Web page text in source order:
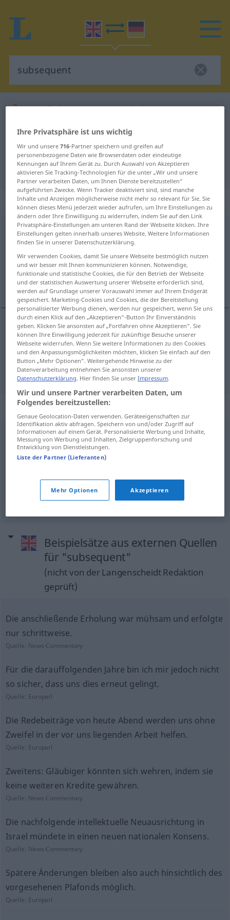
Englisch-Deutsch Wörterbuch subsequent
Englisch-Deutsch Übersetzung für
"subsequent"
"subsequent" Deutsch Übersetzung
„subsequent“: adjective
subsequentadj
Übersicht aller Übersetzungen
(Für mehr Details die Übersetzung anklicken/antippen)
nachfolgend, nachträglich, später, Nach…
(nach)folgend,nachträglich,später, Nach…
subsequent zeitlichu.räumlich
Beispielsätze für "subsequent"
subsequent events vindicated hispolicy
spätere Ereignisse gaben seiner
subsequent
Hintermann
Beispielsätze aus externen Quellen
für "subsequent"
(nicht von der Langenscheidt Redaktion
geprüft)
Die anschließende Erholung war mühsam und erfolgte
nur schrittweise.
Quelle: News-Commentary
Für die darauffolgenden Jahre bin ich mir jedoch nicht
so sicher, dass uns dies erneut gelingt.
Quelle: Europarl
Die Redebeiträge von heute Abend werden uns ohne
Zweifel in der vor uns liegenden Arbeit helfen.
Quelle: Europarl
Zweitens: Gläubiger könnten sich wehren, indem sie
keine weiteren Kredite gewähren.
Quelle: News-Commentary
Die nachfolgende intellektuelle Neuausrichtung in
Israel mündete in einen neuen nationalen Konsens.
Quelle: News-Commentary
Spätere Änderungen bleiben also auch hinsichtlich des
vorgesehenen Plafonds möglich.
Quelle: Europarl
Ihre Privatsphäre ist uns wichtig
Wir und unsere716-Partner speichern und greifen auf
personenbezogene Daten wie Browserdaten oder eindeutige
Kennungen auf Ihrem Gerät zu. Durch Auswahl von Akzeptieren
aktivieren Sie Tracking-Technologien für die unter „Wir und unsere
Partner verarbeiten Daten, um Ihnen Dienste bereitzustellen“
aufgeführten Zwecke. Wenn Tracker deaktiviert sind, sind manche
Inhalte und Anzeigen möglicherweise nicht mehr so relevant für Sie. Sie
können dieses Menü jederzeit wieder aufrufen, um Ihre Einstellungen zu
ändern oder Ihre Einwilligung zu widerrufen, indem Sie auf den Link
Privatsphäre-Einstellungen am unteren Rand der Webseite klicken. Ihre
Einstellungen gelten innerhalb unseres Website. Weitere Informationen
finden Sie in unserer Datenschutzerklärung.
Wir verwenden Cookies, damit Sie unsere Webseite bestmöglich nutzen
und wir besser mit Ihnen kommunizieren können. Notwendige,
funktionale und statistische Cookies, die für den Betrieb der Webseite
und der statistischen Auswertung unserer Webseite erforderlich sind,
werden auf Grundlage unserer Vorauswahl immer auf Ihrem Endgerät
gespeichert. Marketing-Cookies und Cookies, die der Bereitstellung
personalisierter Werbung dienen, werden nur gespeichert, wenn Sie uns
durch einen Klick auf den „Akzeptieren“-Button Ihr Einverständnis
geben. Klicken Sie ansonsten auf „Fortfahren ohne Akzeptieren“. Sie
können Ihre Einwilligung jederzeit für zukünftige Besuche unserer
Webseite widerrufen. Wenn Sie weitere Informationen zu den Cookies
und den Anpassungsmöglichkeiten möchten, klicken Sie einfach auf den
Button „Mehr Optionen“. Weitergehende Hinweise zu der
Datenverarbeitung entnehmen Sie ansonsten unserer
Datenschutzerklärung. Hier finden Sie unserImpressum.
Wir und unsere Partner verarbeiten Daten, um
Folgendes bereitzustellen:
Genaue Geolocation-Daten verwenden. Geräteeigenschaften zur
Identifikation aktiv abfragen. Speichern von und/oder Zugriff auf
Informationen auf einem Gerät. Personalisierte Werbung und Inhalte,
Messung von Werbung und Inhalten, Zielgruppenforschung und
Entwicklung von Dienstleistungen.
Liste der Partner (Lieferanten)
Mehr Optionen Akzeptieren